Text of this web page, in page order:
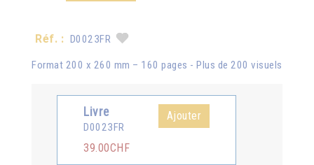
Réf. : D0023FR
Format 200 x 260 mm – 160 pages - Plus de 200 visuels
Livre
D0023FR
39.00CHF
Ajouter